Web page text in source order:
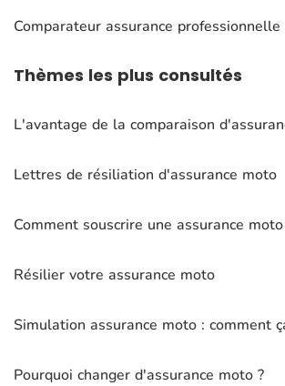
Comparateur assurance professionnelle
Thèmes les plus consultés
L'avantage de la comparaison
Lettres de résiliation d'assurance moto
Comment souscrire une assurance
Résilier votre assurance moto
Simulation assurance moto : comment
Pourquoi changer d'assurance moto ?